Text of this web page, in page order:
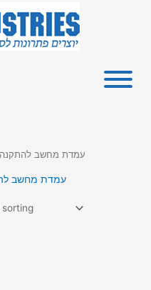
/ עמדת מחשב להתקנה
עמדת מחשב